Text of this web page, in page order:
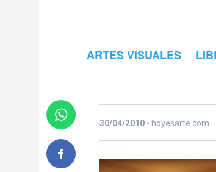
ARTES VISUALES
becas-
30/04/2010 - hoyesarte.com